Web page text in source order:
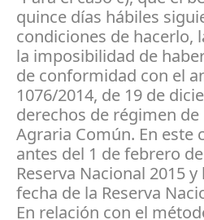
quince días hábiles
condiciones de hacerlo,
la imposibilidad de
de conformidad con el
1076/2014, de 19 de
derechos de régimen
Agraria Común. En este
antes del 1 de febrero
Reserva Nacional 2015
fecha de la Reserva
En relación con el